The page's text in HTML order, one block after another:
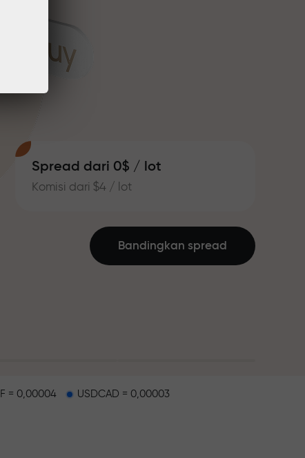
Spread dari 0$ / lot
Komisi dari $4 / lot
Bandingkan spread
= 0,00004 USDCAD = 0,00003